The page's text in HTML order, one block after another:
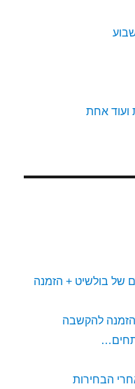
ועוד אחת
של בולשיט + הזמנה
הזמנה להקשבה
הבחירות